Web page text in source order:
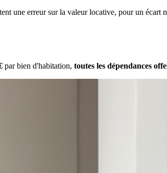
une erreur sur la valeur locative, pour un écart
par bien d'habitation, toutes les dépendances